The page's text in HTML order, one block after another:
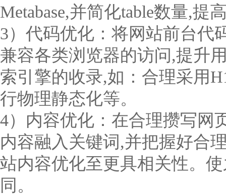
Metabase,并简化table数量,
3）代码优化：将网站前台代
兼容各类浏览器的访问,提升
索引擎的收录,如：合理采用
行物理静态化等。
4）内容优化：在合理攒写网
内容融入关键词,并把握好合
站内容优化至更具相关性。
同。